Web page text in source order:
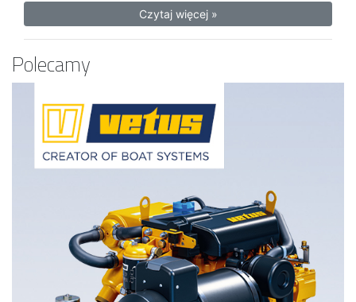
Czytaj więcej »
Polecamy